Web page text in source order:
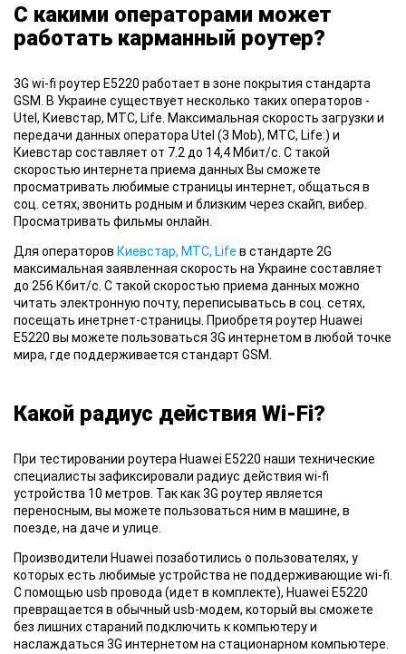
С какими операторами может
работать карманный роутер?
3G wi-fi роутер E5220 работает в зоне покрытия стандарта
GSM. В Украине существует несколько таких операторов -
Utel, Киевстар, МТС, Life. Максимальная скорость загрузки и
передачи данных оператора Utel (3 Mob), МТС, Life:) и
Киевстар составляет от 7.2 до 14,4 Мбит/с. С такой
скоростью интернета приема данных Вы сможете
просматривать любимые страницы интернет, общаться в
соц. сетях, звонить родным и близким через скайп, вибер.
Просматривать фильмы онлайн.
Для операторов Киевстар, МТС, Life в стандарте 2G
максимальная заявленная скорость на Украине составляет
до 256 Кбит/с. С такой скоростью приема данных можно
читать электронную почту, переписыватьсь в соц. сетях,
посещать инетрнет-страницы. Приобретя роутер Huawei
E5220 вы можете пользоваться 3G интернетом в любой точке
мира, где поддерживается стандарт GSM.
Какой радиус действия Wi-Fi?
При тестировании роутера Huawei E5220 наши технические
специалисты зафиксировали радиус действия wi-fi
устройства 10 метров. Так как 3G роутер является
переносным, вы можете пользоваться ним в машине, в
поезде, на даче и улице.
Производители Huawei позаботились о пользователях, у
которых есть любимые устройства не поддерживающие wi-fi.
С помощью usb провода (идет в комплекте), Huawei E5220
превращается в обычный usb-модем, который вы сможете
без лишних стараний подключить к компьютеру и
наслаждаться 3G интернетом на стационарном компьютере.